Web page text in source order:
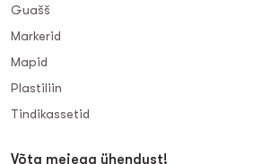
Guašš
Markerid
Mapid
Plastiliin
Tindikassetid
Võta meiega ühendust!